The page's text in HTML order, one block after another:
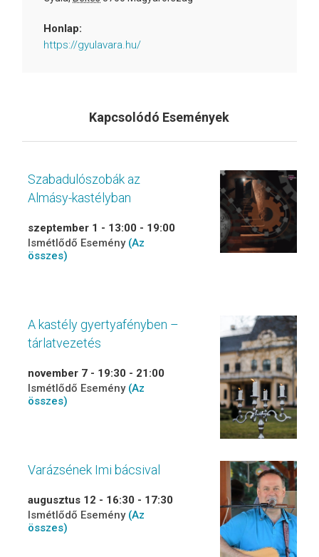
Honlap:
https://gyulavara.hu/
Kapcsolódó Események
Szabadulószobák az
Almásy-kastélyban
szeptember 1 - 13:00 - 19:00
Ismétlődő Esemény (Az
összes)
A kastély gyertyafényben –
tárlatvezetés
november 7 - 19:30 - 21:00
Ismétlődő Esemény (Az
összes)
Varázsének Imi bácsival
augusztus 12 - 16:30 - 17:30
Ismétlődő Esemény (Az
összes)